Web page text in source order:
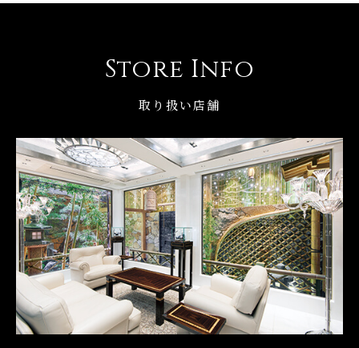
Store Info
取り扱い店舗